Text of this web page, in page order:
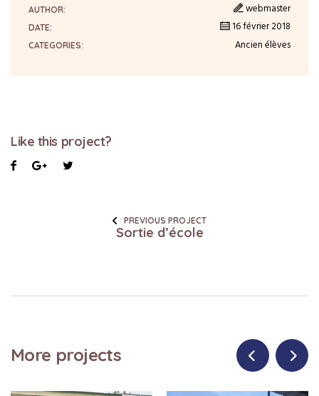
AUTHOR: webmaster
DATE: 16 février 2018
CATEGORIES: Ancien élèves
Like this project?
PREVIOUS PROJECT
Sortie d’école
More projects